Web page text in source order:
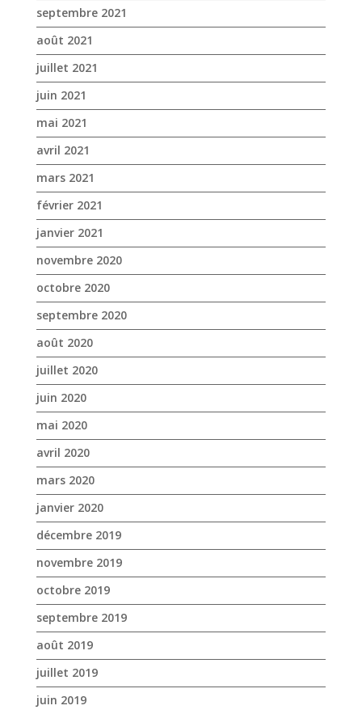
avril 2021
mars 2021
février 2021
janvier 2021
novembre 2020
octobre 2020
septembre 2020
août 2020
juillet 2020
juin 2020
mai 2020
avril 2020
mars 2020
janvier 2020
décembre 2019
novembre 2019
octobre 2019
septembre 2019
août 2019
juillet 2019
juin 2019
mai 2019
avril 2019
mars 2019
février 2019
janvier 2019